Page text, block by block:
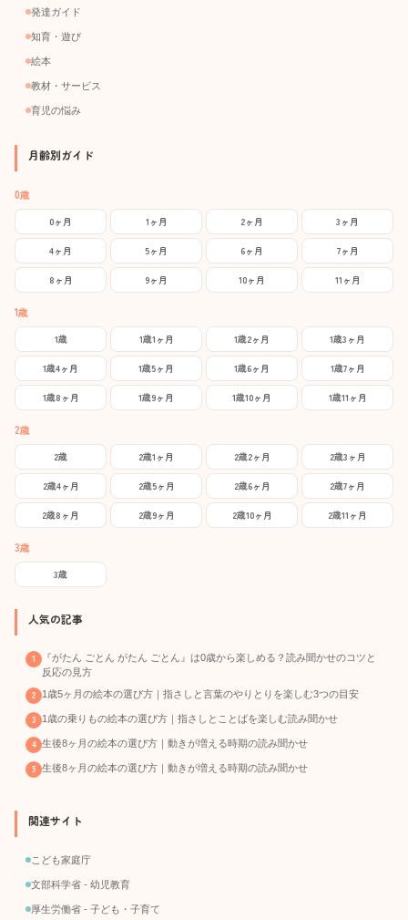
発達ガイド
知育・遊び
絵本
教材・サービス
育児の悩み
月齢別ガイド
0歳
0ヶ月 1ヶ月 2ヶ月 3ヶ月
4ヶ月 5ヶ月 6ヶ月 7ヶ月
8ヶ月 9ヶ月 10ヶ月 11ヶ月
1歳
1歳 1歳1ヶ月 1歳2ヶ月 1歳3ヶ月
1歳4ヶ月 1歳5ヶ月 1歳6ヶ月 1歳7ヶ月
1歳8ヶ月 1歳9ヶ月 1歳10ヶ月 1歳11ヶ月
2歳
2歳 2歳1ヶ月 2歳2ヶ月 2歳3ヶ月
2歳4ヶ月 2歳5ヶ月 2歳6ヶ月 2歳7ヶ月
2歳8ヶ月 2歳9ヶ月 2歳10ヶ月 2歳11ヶ月
3歳
3歳
人気の記事
『がたん ごとん がたん ごとん』は0歳から楽しめる？読み聞かせのコツと
反応の見方
1歳5ヶ月の絵本の選び方｜指さしと言葉のやりとりを楽しむ3つの目安
1歳の乗りもの絵本の選び方｜指さしとことばを楽しむ読み聞かせ
生後8ヶ月の絵本の選び方｜動きが増える時期の読み聞かせ
生後8ヶ月の絵本の選び方｜動きが増える時期の読み聞かせ
関連サイト
こども家庭庁
文部科学省 - 幼児教育
厚生労働省 - 子ども・子育て